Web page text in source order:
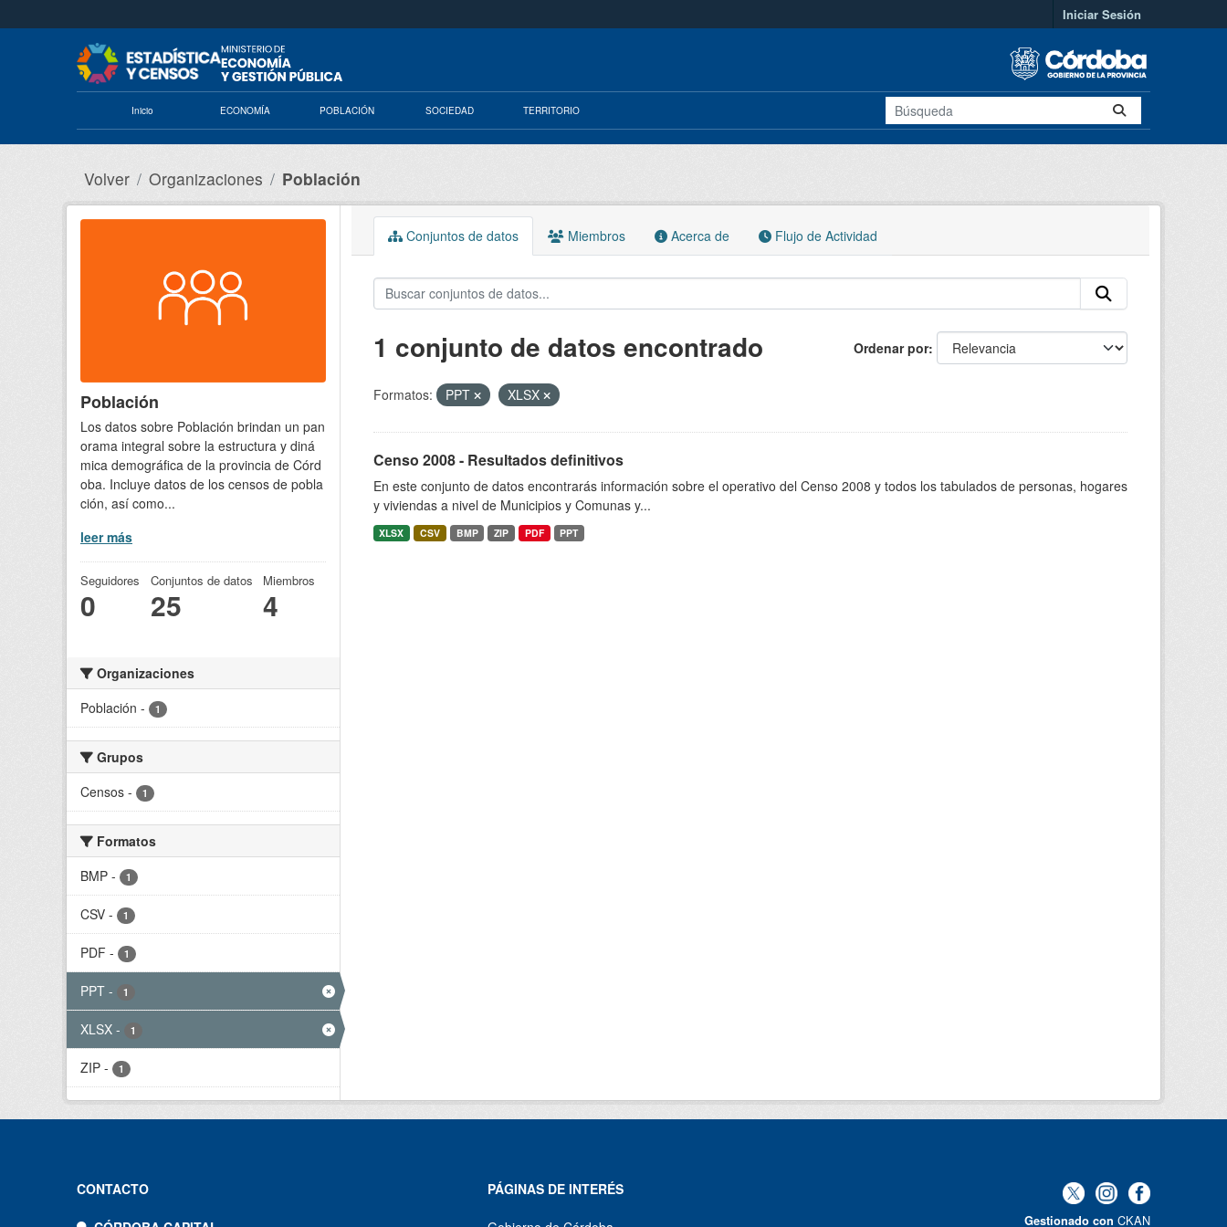
Iniciar Sesión
Inicio ECONOMÍA POBLACIÓN SOCIEDAD TERRITORIO
Volver Organizaciones Población
Población
Los datos sobre Población brindan un pan
orama integral sobre la estructura y diná
mica demográfica de la provincia de Córd
oba. Incluye datos de los censos de pobla
ción, así como...
leer más
Seguidores
0
Conjuntos de datos
25
Miembros
4
Organizaciones
Población - 1
Grupos
Censos - 1
Formatos
BMP - 1
CSV - 1
PDF - 1
PPT - 1
XLSX - 1
ZIP - 1
Conjuntos de datos Miembros Acerca de Flujo de Actividad
Ordenar por
1 conjunto de datos encontrado
Formatos: PPT XLSX
Censo 2008 - Resultados definitivos
En este conjunto de datos encontrarás información sobre el operativo del Censo 2008 y todos los tabulados de personas, hogares
y viviendas a nivel de Municipios y Comunas y...
XLSX CSV BMP ZIP PDF PPT
CONTACTO PÁGINAS DE INTERÉS
Gestionado con CKAN